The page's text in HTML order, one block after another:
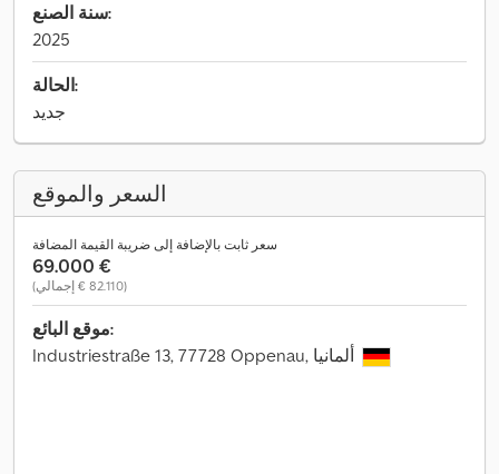
سنة الصنع:
2025
الحالة:
جديد
السعر والموقع
سعر ثابت بالإضافة إلى ضريبة القيمة المضافة
‏69.000 €
(‏82.110 € إجمالي)
موقع البائع: